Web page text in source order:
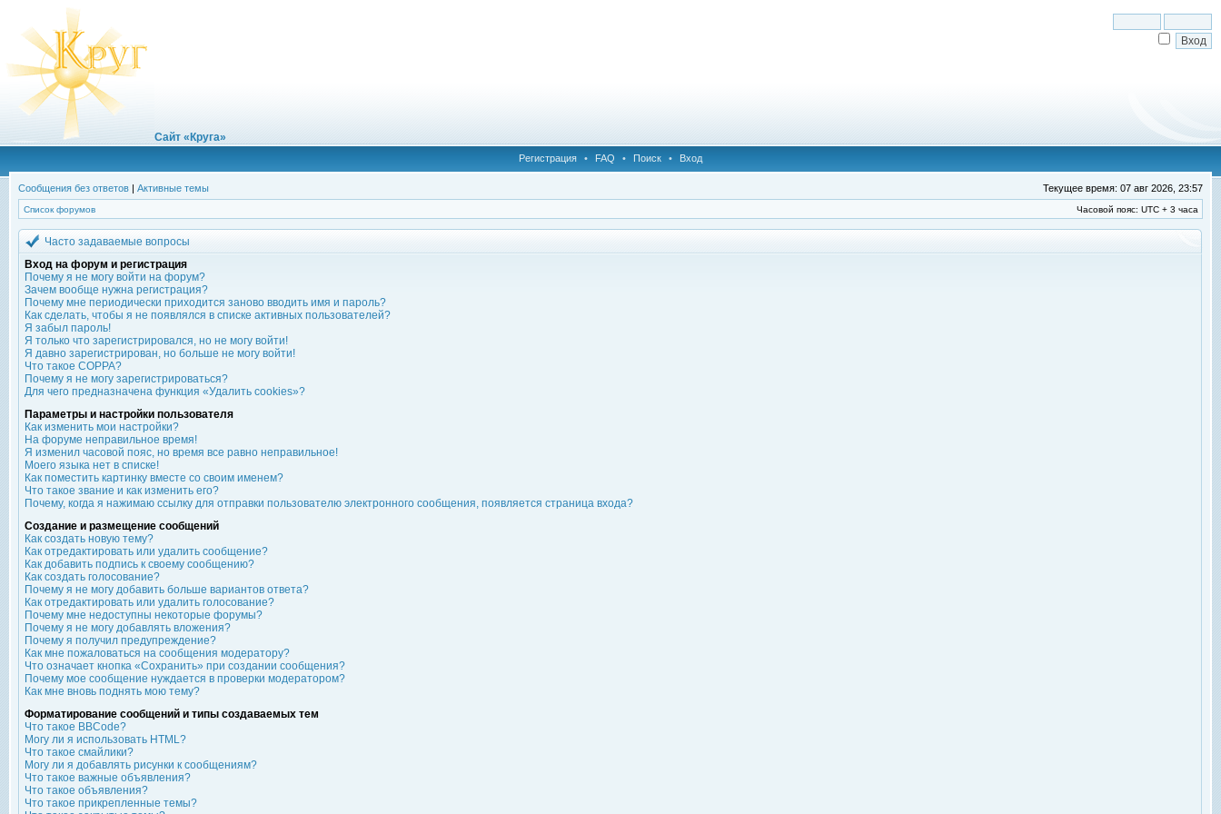
Сайт «Круга»
Регистрация • FAQ • Поиск • Вход
Сообщения без ответов | Активные темы Текущее время: 07 авг 2026, 23:57
Список форумов Часовой пояс: UTC + 3 часа
Часто задаваемые вопросы
Вход на форум и регистрация
Почему я не могу войти на форум?
Зачем вообще нужна регистрация?
Почему мне периодически приходится заново вводить имя и пароль?
Как сделать, чтобы я не появлялся в списке активных пользователей?
Я забыл пароль!
Я только что зарегистрировался, но не могу войти!
Я давно зарегистрирован, но больше не могу войти!
Что такое COPPA?
Почему я не могу зарегистрироваться?
Для чего предназначена функция «Удалить cookies»?
Параметры и настройки пользователя
Как изменить мои настройки?
На форуме неправильное время!
Я изменил часовой пояс, но время все равно неправильное!
Моего языка нет в списке!
Как поместить картинку вместе со своим именем?
Что такое звание и как изменить его?
Почему, когда я нажимаю ссылку для отправки пользователю электронного сообщения, появляется страница входа?
Создание и размещение сообщений
Как создать новую тему?
Как отредактировать или удалить сообщение?
Как добавить подпись к своему сообщению?
Как создать голосование?
Почему я не могу добавить больше вариантов ответа?
Как отредактировать или удалить голосование?
Почему мне недоступны некоторые форумы?
Почему я не могу добавлять вложения?
Почему я получил предупреждение?
Как мне пожаловаться на сообщения модератору?
Что означает кнопка «Сохранить» при создании сообщения?
Почему мое сообщение нуждается в проверки модератором?
Как мне вновь поднять мою тему?
Форматирование сообщений и типы создаваемых тем
Что такое BBCode?
Могу ли я использовать HTML?
Что такое смайлики?
Могу ли я добавлять рисунки к сообщениям?
Что такое важные объявления?
Что такое объявления?
Что такое прикрепленные темы?